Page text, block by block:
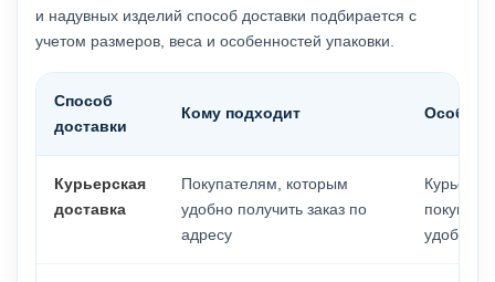
и надувных изделий способ доставки подбирается с
учетом размеров, веса и особенностей упаковки.
Способ
доставки
Кому подходит
Курьерская
доставка
Покупателям, которым
удобно получить заказ по
адресу
удобное